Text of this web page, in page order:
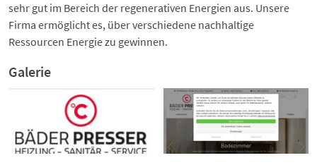
sehr gut im Bereich der regenerativen Energien aus. Unsere
Firma ermöglicht es, über verschiedene nachhaltige
Ressourcen Energie zu gewinnen.
Galerie